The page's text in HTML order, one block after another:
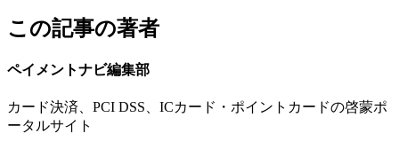
この記事の著者
ペイメントナビ編集部
カード決済、PCI DSS、ICカード・ポイントカードの啓蒙ポ
ータルサイト